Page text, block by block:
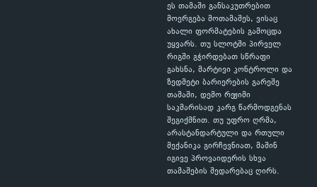
ეს თამაში განსაკუთრებით
მოერგება მოთამაშეს, ვისაც
ახალი ფორმატების გამოცდა
უყვარს. თუ სლოტში პირველ
რიგში გჭირდებათ სწრაფი
გახსნა, მარტივი კონტროლი და
ზედმეტი ბარიერების გარეშე
თამაში, დემო რეჟიმი
საკმარისად კარგ წარმოდგენას
შეგიქმნით. თუ უფრო ღრმა,
არასტანდარტული და რთული
მექანიკა გირჩევნიათ, მაშინ
იგივე პროვაიდერის სხვა
თამაშების შედარებაც ღირს.